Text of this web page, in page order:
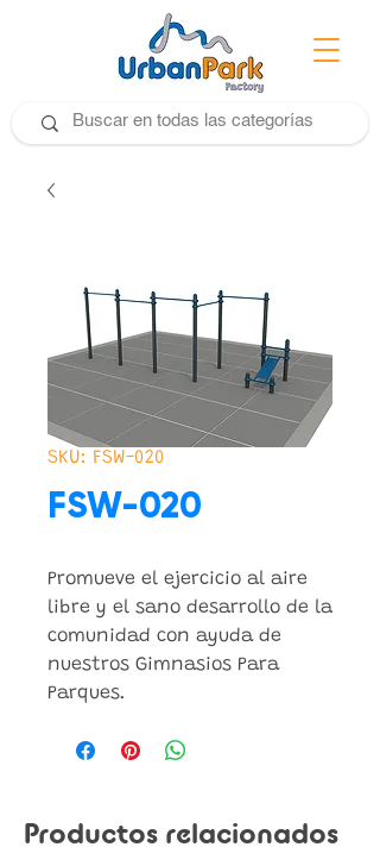
SKU: FSW-020
FSW-020
Promueve el ejercicio al aire
libre y el sano desarrollo de la
comunidad con ayuda de
nuestros Gimnasios Para
Parques.
Productos relacionados